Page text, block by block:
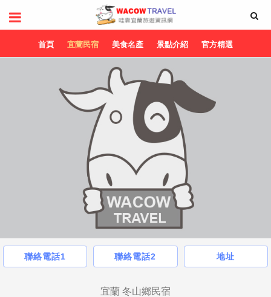
首頁 宜蘭民宿 美食名產 景點介紹 官方精選
聯絡電話1 聯絡電話2 地址
宜蘭 冬山鄉民宿